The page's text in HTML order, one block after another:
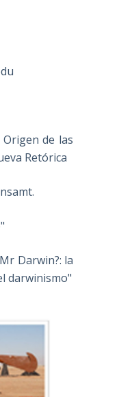
Origen de las
Retórica
Darwin?: la
darwinismo"